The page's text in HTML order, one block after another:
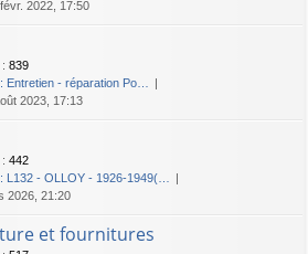
févr. 2022, 17:50
: 839
Entretien - réparation Po…
2023, 17:13
: 442
L132 - OLLOY - 1926-1949(…
2026, 21:20
et fournitures